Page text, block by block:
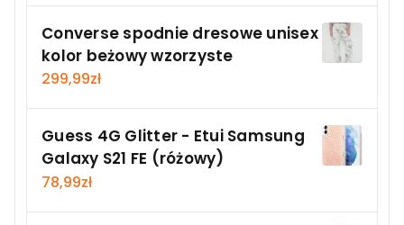
Converse spodnie dresowe unisex
kolor beżowy wzorzyste
299,99zł
Guess 4G Glitter - Etui Samsung
Galaxy S21 FE (różowy)
78,99zł